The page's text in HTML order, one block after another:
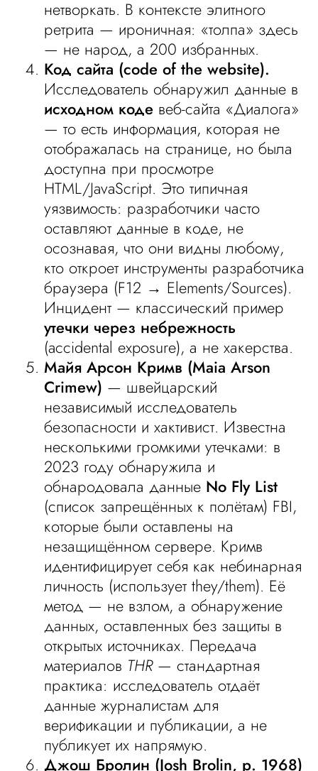
нетворкать. В контексте элитного
ретрита — ироничная: «толпа» здесь
— не народ, а 200 избранных.
Код сайта (code of the website).
Исследователь обнаружил данные в
исходном коде веб-сайта «Диалога»
— то есть информация, которая не
отображалась на странице, но была
доступна при просмотре
HTML/JavaScript. Это типичная
уязвимость: разработчики часто
оставляют данные в коде, не
осознавая, что они видны любому,
кто откроет инструменты разработчика
браузера (F12 → Elements/Sources).
Инцидент — классический пример
утечки через небрежность
(accidental exposure), а не хакерства.
Майя Арсон Кримв (Maia Arson
Crimew) — швейцарский
независимый исследователь
безопасности и хактивист. Известна
несколькими громкими утечками: в
2023 году обнаружила и
обнародовала данные No Fly List
(список запрещённых к полётам) FBI,
которые были оставлены на
незащищённом сервере. Кримв
идентифицирует себя как небинарная
личность (использует they/them). Её
метод — не взлом, а обнаружение
данных, оставленных без защиты в
открытых источниках. Передача
материалов THR— стандартная
практика: исследователь отдаёт
данные журналистам для
верификации и публикации, а не
публикует их напрямую.
Джош Бролин (Josh Brolin, р. 1968)